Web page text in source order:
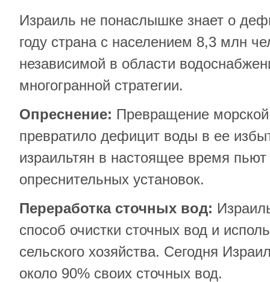
Израиль не понаслышке знает о
году страна с населением 8,3 млн
независимой в области
многогранной стратегии.
Опреснение: Превращение
превратило дефицит воды в ее
израильтян в настоящее время пьют
опреснительных установок.
Переработка сточных вод:
способ очистки сточных вод и
сельского хозяйства. Сегодня
около 90% своих сточных вод.